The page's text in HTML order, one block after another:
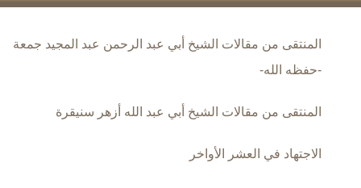
المنتقى من مقالات الشيخ أبي عبد الرحمن عبد المجيد جمعة
-حفظه الله-
المنتقى من مقالات الشيخ أبي عبد الله أزهر سنيقرة
الاجتهاد في العشر الأواخر